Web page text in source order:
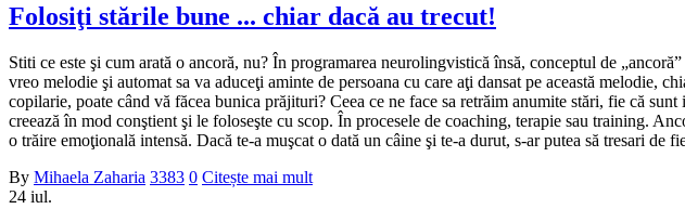
Folosiţi stările bune ... chiar dacă au trecut!
Stiti ce este şi cum arată o ancoră, nu? În programarea neurolingvistică însă, conceptul de
vreo melodie şi automat sa va aduceţi aminte de persoana cu care aţi dansat pe această melodie,
copilarie, poate când vă făcea bunica prăjituri? Ceea ce ne face sa retrăim anumite stări, fie că
creează în mod conştient şi le foloseşte cu scop. În procesele de coaching, terapie sau training.
o trăire emoţională intensă. Dacă te-a muşcat o dată un câine şi te-a durut, s-ar putea să tresari de
By Mihaela Zaharia 3383 0 Citește mai mult
24 iul.